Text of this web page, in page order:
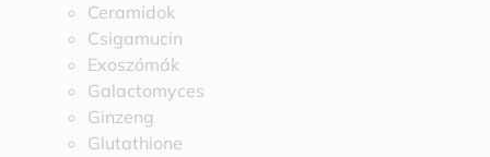
Ceramidok
Csigamucin
Exoszómák
Galactomyces
Ginzeng
Glutathione